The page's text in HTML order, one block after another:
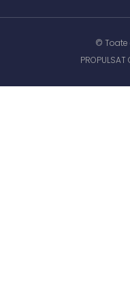
© Toate